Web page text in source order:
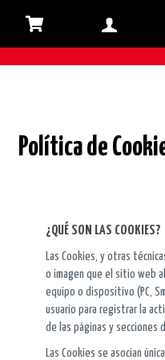
Política de
¿QUÉ SON LAS COOKIES?
Las Cookies, y otras
o imagen que el sitio web
equipo o dispositivo (PC,
usuario para registrar la
de las páginas y secciones de
Las Cookies se asocian